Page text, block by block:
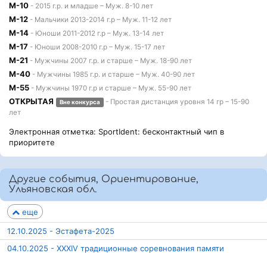
М-10 - 2015 г.р. и младше – Муж. 8-10 лет
М-12 - Мальчики 2013-2014 г.р – Муж. 11-12 лет
М-14 - Юноши 2011-2012 г.р – Муж. 13-14 лет
М-17 - Юноши 2008-2010 г.р – Муж. 15-17 лет
М-21 - Мужчины 2007 г.р. и старше – Муж. 18-90 лет
М-40 - Мужчины 1985 г.р. и старше – Муж. 40-90 лет
М-55 - Мужчины 1970 г.р и старше – Муж. 55-90 лет
ОТКРЫТАЯ Вне конкурса
- Простая дистанция уровня 14 гр – 15-90
лет
Электронная отметка: SportIdent: бесконтактный чип в
приоритете
Другие события, Ориентирование,
Ульяновская обл.
еще
12.10.2025 - Эстафета-2025
04.10.2025 - XXXIV традиционные соревнования памяти